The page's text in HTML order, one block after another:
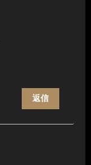
返信